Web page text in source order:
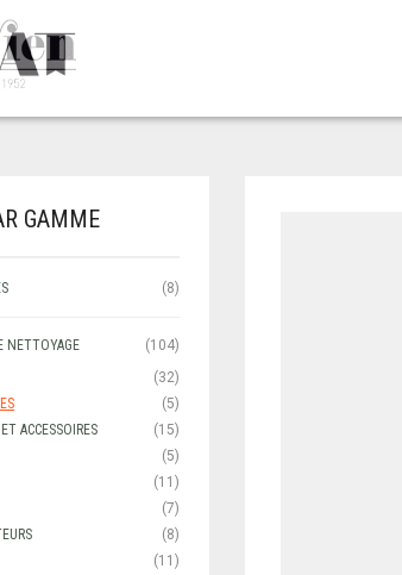
GAMME
(8)
NETTOYAGE
(104)
(32)
(5)
ACCESSOIRES
(15)
(5)
(11)
(7)
(8)
(11)